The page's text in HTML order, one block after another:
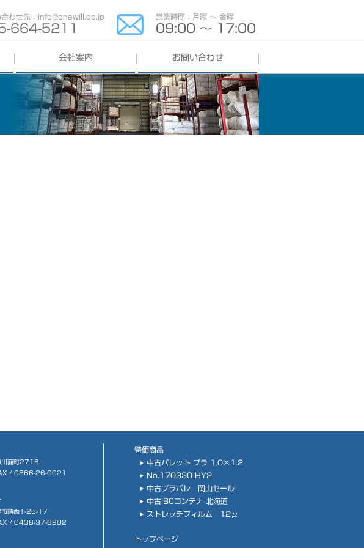
合わせ先：info@onewill.co.jp
664-5211
営業時間：月曜 〜 金曜
09:00 〜 17:00
会社案内
歩み
会社概要
お問い合わせ
よくある質問
川面町2716
/ 0866-26-0021
市請西1-25-17
/ 0438-37-6902
特価商品
中古パレット プラ 1.0×1.2
No.170330-HY2
中古プラパレ 岡山セール
中古IBCコンテナ 北海道
ストレッチフィルム 12μ
トップページ